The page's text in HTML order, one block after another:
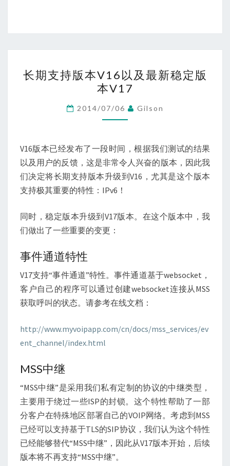
期
支
持
版
V16
以
及
最
稳
定
V17
长期支持版本V16以及最新稳定版
本V17
2014/07/06 Gilson
V16版本已经发布了一段时间，根据我们测试的结果
以及用户的反馈，这是非常令人兴奋的版本，因此我
们决定将长期支持版本升级到V16，尤其是这个版本
支持极其重要的特性：IPv6！
同时，稳定版本升级到V17版本。在这个版本中，我
们做出了一些重要的变更：
事件通道特性
V17支持“事件通道”特性。事件通道基于websocket，
客户自己的程序可以通过创建websocket连接从MSS
获取呼叫的状态。请参考在线文档：
http://www.myvoipapp.com/cn/docs/mss_services/ev
ent_channel/index.html
MSS中继
“MSS中继”是采用我们私有定制的协议的中继类型，
主要用于绕过一些ISP的封锁。这个特性帮助了一部
分客户在特殊地区部署自己的VOIP网络。考虑到MSS
已经可以支持基于TLS的SIP协议，我们认为这个特性
已经能够替代“MSS中继”，因此从V17版本开始，后续
版本将不再支持“MSS中继”。